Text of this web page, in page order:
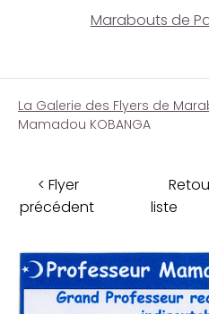
Marabouts de
La Galerie des Flyers de
Mamadou KOBANGA
< Flyer
précédent
liste